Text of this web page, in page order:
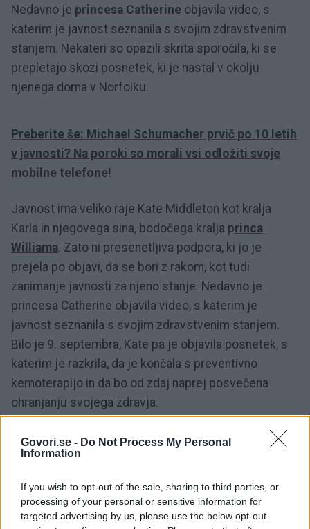
Govori.se - Do Not Process My Personal
Information
If you wish to opt-out of the sale, sharing to third parties, or
processing of your personal or sensitive information for
targeted advertising by us, please use the below opt-out
Nedavno je princesa Catherine objavila video, s
katerim je javnost seznanila s svojim zdravstvenim
stanjem. Nekateri so opazili skrita sporočila, ki se
prepletajo skozi posnetek, ki je nastal v okolju
njenega doma v Norfolku.
Preberite še: Michael Schumacher prvič po 10 letih
v javnosti? Na poroki so morali vsi odložiti svoje
mobilne telefone!
Javnost ima veliko raje Kate Middleton kot kralja
Karla in njegovega sina, bodočega kralja princa
Williama. Zato ni presenetljiva podpora, ki jo je
prejela po objavi, da se bori z rakom, kot tudi
zanimanje javnosti za njeno stanje. Nedavno je
princesa Catherine objavila video, s katerim je
javnost seznanila s svojim zdravstvenim stanjem.
Bilo je 9. septembra, Kate pa je objavila posnetek, s
katerim je razkrila, da je končala s preventivno
kemoterapijo in da bo od zdaj naprej posvečena
ohranjanju svojega zdravja.